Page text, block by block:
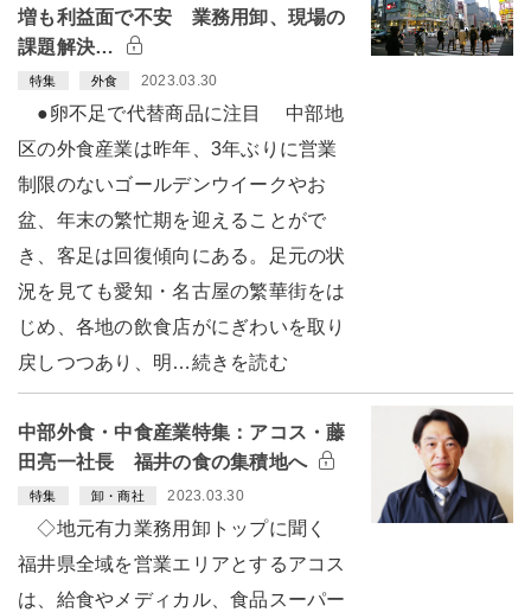
増も利益面で不安 業務用卸、現場の
課題解決…
特集 外食 2023.03.30
●卵不足で代替商品に注目 中部地
区の外食産業は昨年、3年ぶりに営業
制限のないゴールデンウイークやお
盆、年末の繁忙期を迎えることがで
き、客足は回復傾向にある。足元の状
況を見ても愛知・名古屋の繁華街をは
じめ、各地の飲食店がにぎわいを取り
戻しつつあり、明…続きを読む
中部外食・中食産業特集：アコス・藤
田亮一社長 福井の食の集積地へ
特集 卸・商社 2023.03.30
◇地元有力業務用卸トップに聞く
福井県全域を営業エリアとするアコス
は、給食やメディカル、食品スーパー